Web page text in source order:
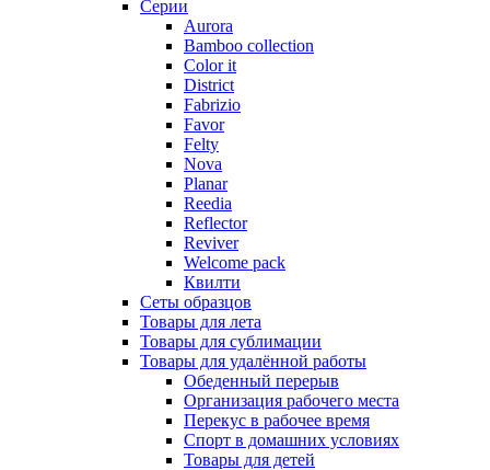
Серии
Aurora
Bamboo collection
Color it
District
Fabrizio
Favor
Felty
Nova
Planar
Reedia
Reflector
Reviver
Welcome pack
Квилти
Сеты образцов
Товары для лета
Товары для сублимации
Товары для удалённой работы
Обеденный перерыв
Организация рабочего места
Перекус в рабочее время
Спорт в домашних условиях
Товары для детей